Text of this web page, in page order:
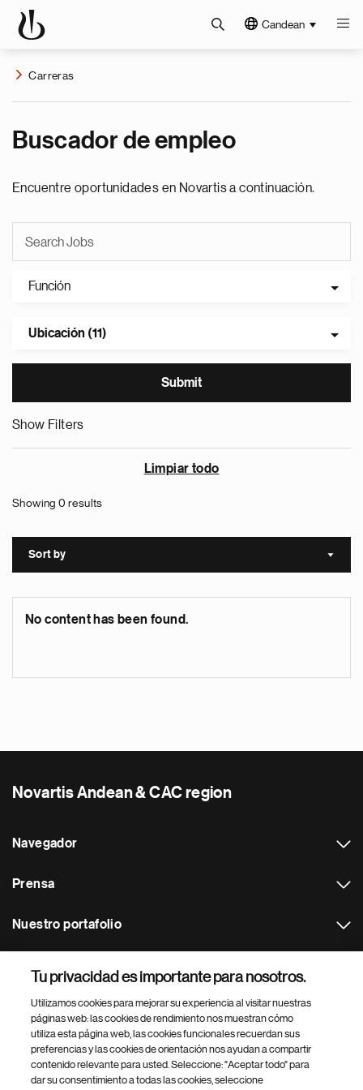
Candean
Carreras
Buscador de empleo
Encuentre oportunidades en Novartis a continuación.
Función
Ubicación (11)
Show Filters
Limpiar todo
Showing 0 results
Sort by Sort
No content has been found.
Novartis Andean & CAC region
Navegador
Prensa
Nuestro portafolio
Footer Site Search
Tu privacidad es importante para nosotros.
Utilizamos cookies para mejorar su experiencia al visitar nuestras
páginas web: las cookies de rendimiento nos muestran cómo
utiliza esta página web, las cookies funcionales recuerdan sus
preferencias y las cookies de orientación nos ayudan a compartir
contenido relevante para usted. Seleccione: "Aceptar todo" para
dar su consentimiento a todas las cookies, seleccione